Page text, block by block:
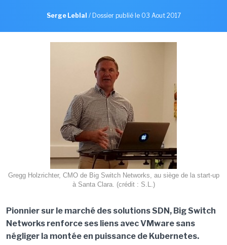
Serge Leblal / Dossier publié le 03 Aout 2017
Gregg Holzrichter, CMO de Big Switch Networks, au siège de la start-up
à Santa Clara. (crédit : S.L.)
Pionnier sur le marché des solutions SDN, Big Switch
Networks renforce ses liens avec VMware sans
négliger la montée en puissance de Kubernetes.